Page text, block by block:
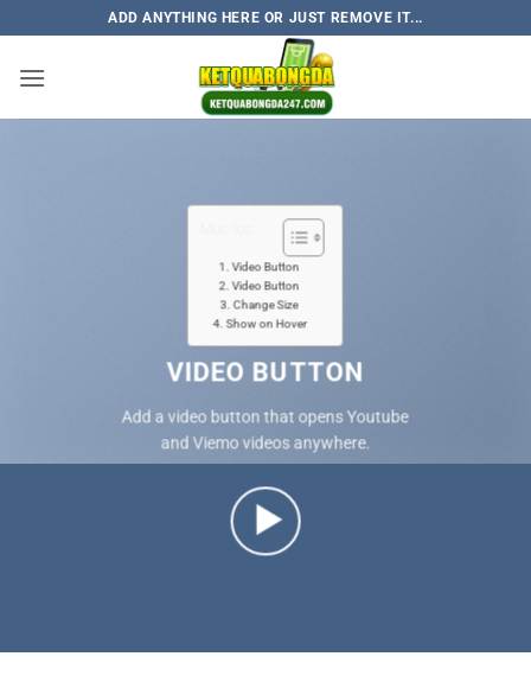
to
content
ADD ANYTHING HERE OR JUST REMOVE IT...
Video Button
Video Button
Change Size
Show on Hover
VIDEO BUTTON
Add a video button that opens Youtube
and Viemo videos anywhere.